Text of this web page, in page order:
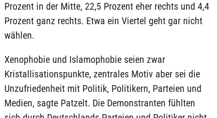
Prozent in der Mitte, 22,5 Prozent eher rechts und 4,4
Prozent ganz rechts. Etwa ein Viertel geht gar nicht
wählen.
Xenophobie und Islamophobie seien zwar
Kristallisationspunkte, zentrales Motiv aber sei die
Unzufriedenheit mit Politik, Politikern, Parteien und
Medien, sagte Patzelt. Die Demonstranten fühlten